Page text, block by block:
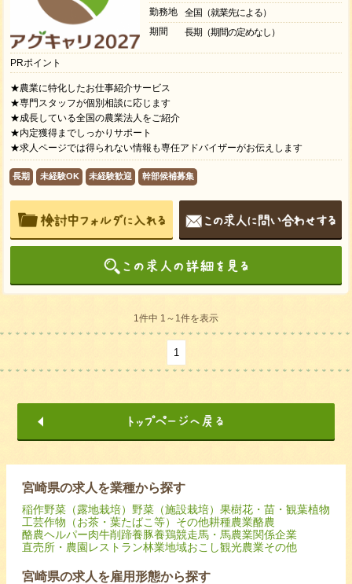
勤務地
全国（就業先による）
期間
長期（期間の定めなし）
PRポイント
★農業に特化したお仕事紹介サービス
★専門スタッフが個別相談に応じます
★成長している全国の農業法人をご紹介
★内定獲得までしっかりサポート
★求人ページでは得られない情報も専任アドバイザーがお伝えします
長期 未経験OK 未経験歓迎 幹部候補募集
1件中 1～1件を表示
1
宮崎県の求人を業種から探す
稲作野菜（露地栽培） 野菜（施設栽培） 果樹花・苗・観葉植物
工芸作物（お茶・葉たばこ等） その他耕種農業酪農
酪農ヘルパー肉牛削蹄養豚養鶏競走馬・馬農業関係企業
直売所・農園レストラン林業地域おこし観光農業その他
宮崎県の求人を雇用形態から探す